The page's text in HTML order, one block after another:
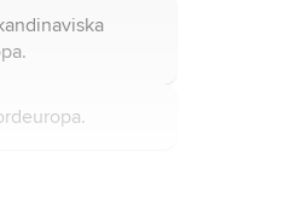
och
i